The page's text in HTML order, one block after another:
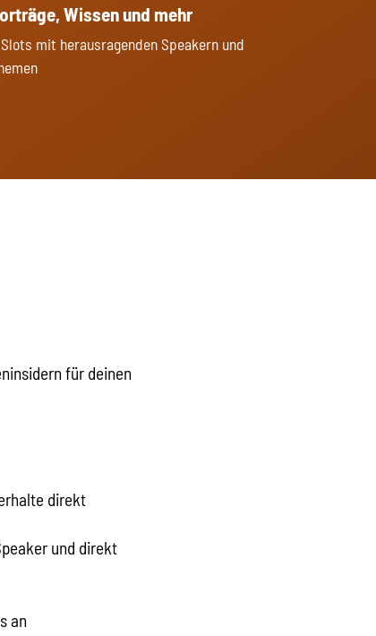
Wissen und mehr
mit herausragenden Speakern und
für deinen
direkt
und direkt
an